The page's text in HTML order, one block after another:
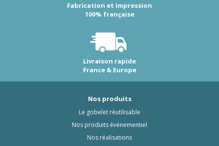
Fabrication et impression
100% française
Livraison rapide
France & Europe
Nos produits
Le gobelet réutilisable
Nos produits événementiel
Nos réalisations